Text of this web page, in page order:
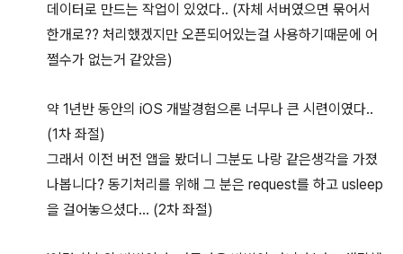
데이터로 만드는 작업이 있었다.. (자체 서버였으면 묶어서
한개로?? 처리했겠지만 오픈되어있는걸 사용하기때문에 어
쩔수가 없는거 같았음)
약 1년반 동안의 iOS 개발경험으론 너무나 큰 시련이였다..
(1차 좌절)
그래서 이전 버전 앱을 봤더니 그분도 나랑 같은생각을 가졌
나봅니다? 동기처리를 위해 그 분은 request를 하고 usleep
을 걸어놓으셨다... (2차 좌절)